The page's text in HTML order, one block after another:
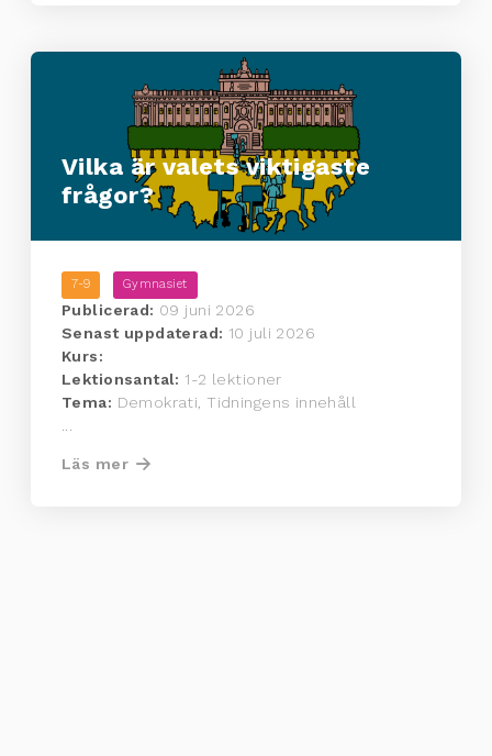
Vilka är valets viktigaste
frågor?
7-9 Gymnasiet
Publicerad: 09 juni 2026
Senast uppdaterad: 10 juli 2026
Kurs:
Lektionsantal: 1-2 lektioner
Tema: Demokrati, Tidningens innehåll
Läs mer